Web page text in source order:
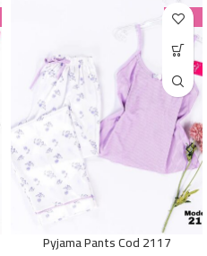
-38%
Pyjama Pants Cod 2117